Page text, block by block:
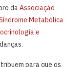
daAssociação
Metabólica
e
para que os